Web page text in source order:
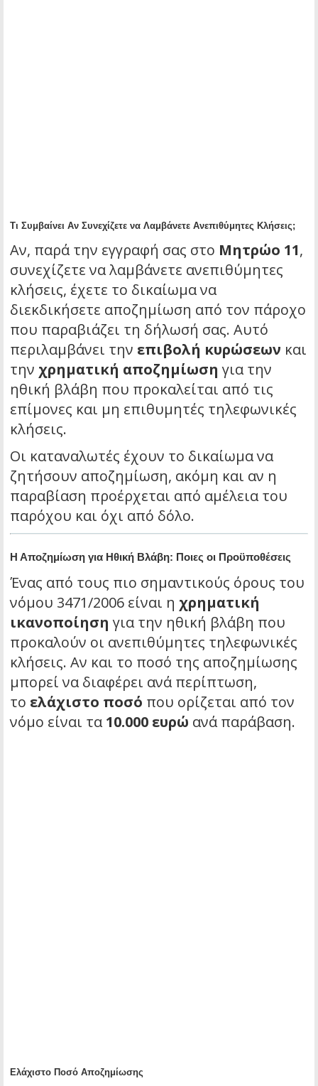
Τι Συμβαίνει Αν Συνεχίζετε να Λαμβάνετε Ανεπιθύμητες Κλήσεις;
Αν, παρά την εγγραφή σας στο Μητρώο 11,
συνεχίζετε να λαμβάνετε ανεπιθύμητες
κλήσεις, έχετε το δικαίωμα να
διεκδικήσετε αποζημίωση από τον πάροχο
που παραβιάζει τη δήλωσή σας. Αυτό
περιλαμβάνει την επιβολή κυρώσεων και
την χρηματική αποζημίωση για την
ηθική βλάβη που προκαλείται από τις
επίμονες και μη επιθυμητές τηλεφωνικές
κλήσεις.
Οι καταναλωτές έχουν το δικαίωμα να
ζητήσουν αποζημίωση, ακόμη και αν η
παραβίαση προέρχεται από αμέλεια του
παρόχου και όχι από δόλο.
Η Αποζημίωση για Ηθική Βλάβη: Ποιες οι Προϋποθέσεις
Ένας από τους πιο σημαντικούς όρους του
νόμου 3471/2006 είναι η χρηματική
ικανοποίηση για την ηθική βλάβη που
προκαλούν οι ανεπιθύμητες τηλεφωνικές
κλήσεις. Αν και το ποσό της αποζημίωσης
μπορεί να διαφέρει ανά περίπτωση,
το ελάχιστο ποσό που ορίζεται από τον
νόμο είναι τα 10.000 ευρώ ανά παράβαση.
Ελάχιστο Ποσό Αποζημίωσης